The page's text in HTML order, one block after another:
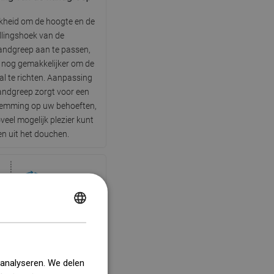
om de hoogte en de
van de
aan te passen,
gemakkelijker om de
te richten. Aanpassing
zorgt voor een
op uw behoeften,
mogelijk plezier kunt
uit het douchen.
de doucheslang niet
We delen